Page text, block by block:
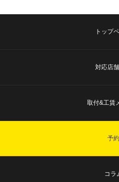
トップ
対応店
取付&工賃
予約
コラ